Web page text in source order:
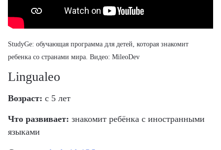
StudyGe: обучающая программа для детей , которая знакомит
ребенка со странами мира. Видео: MileoDev
Lingualeo
Возраст: с 5 лет
Что развивает: знакомит ребёнка с иностранными
языками